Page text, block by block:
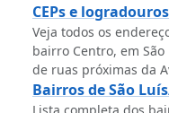
CEPs e
Veja todos os
bairro Centro, em
de ruas próximas da
Bairros de São